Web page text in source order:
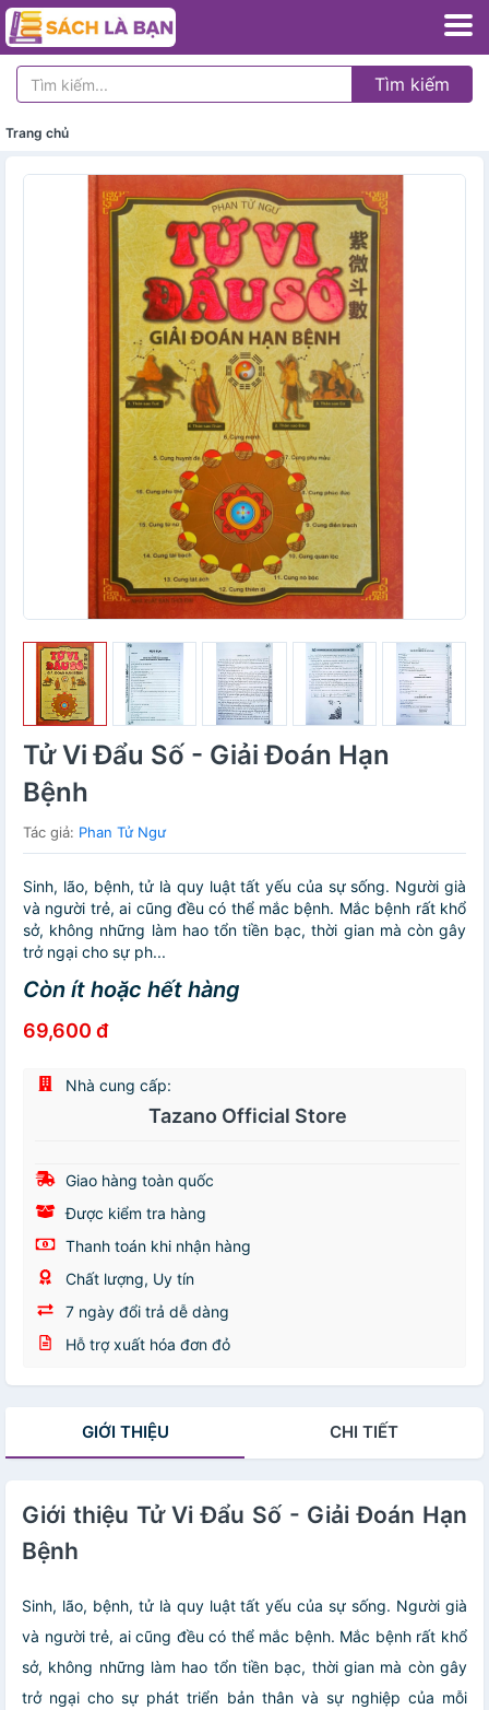
Tìm kiếm
Trang chủ
Tử Vi Đẩu Số - Giải Đoán Hạn
Bệnh
Tác giả: Phan Tử Ngư
Sinh, lão, bệnh, tử là quy luật tất yếu của sự sống. Người già
và người trẻ, ai cũng đều có thể mắc bệnh. Mắc bệnh rất khổ
sở, không những làm hao tổn tiền bạc, thời gian mà còn gây
trở ngại cho sự ph...
Còn ít hoặc hết hàng
69,600 đ
Nhà cung cấp:
Tazano Official Store
Giao hàng toàn quốc
Được kiểm tra hàng
Thanh toán khi nhận hàng
Chất lượng, Uy tín
7 ngày đổi trả dễ dàng
Hỗ trợ xuất hóa đơn đỏ
GIỚI THIỆU CHI TIẾT
Giới thiệu Tử Vi Đẩu Số - Giải Đoán Hạn
Bệnh
Sinh, lão, bệnh, tử là quy luật tất yếu của sự sống. Người già
và người trẻ, ai cũng đều có thể mắc bệnh. Mắc bệnh rất khổ
sở, không những làm hao tổn tiền bạc, thời gian mà còn gây
trở ngại cho sự phát triển bản thân và sự nghiệp của mỗi